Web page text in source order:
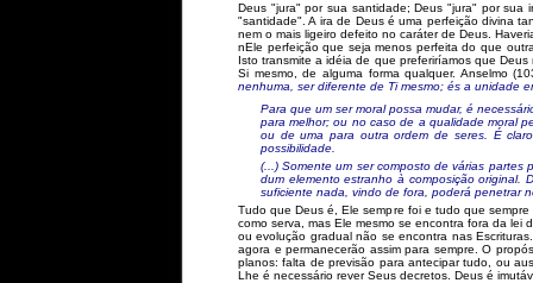
Deus "jura" por sua santidade; Deus "jura" por sua
"santidade". A ira de Deus é uma perfeição divina
nem o mais ligeiro defeito no caráter de Deus.
nEle perfeição que seja menos perfeita do que
Isto transmite a idéia de que preferiríamos que
Si mesmo, de alguma forma qualquer. Anselmo
nenhuma, ser diferente de Ti mesmo; és a unidade
Para que um ser moral possa mudar, é
para melhor; ou no caso de a qualidade moral
ou de uma para outra ordem de seres. É
possibilidade.
(...) Somente um ser composto de várias
dum elemento estranho à composição original.
suficiente nada, vindo de fora, poderá penetrar
Tudo que Deus é, Ele sempre foi e tudo que
como serva, mas Ele mesmo se encontra fora da
ou evolução gradual não se encontra nas
agora e permanecerão assim para sempre. O
planos: falta de previsão para antecipar tudo, ou
Lhe é necessário rever Seus decretos. Deus é